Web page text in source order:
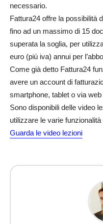
necessario.
Fattura24 offre la possibilità
fino ad un massimo di 15
superata la soglia, per
euro (più iva) annui per
Come già detto Fattura24
avere un account di
smartphone, tablet o via
Sono disponibili delle video
utilizzare le varie
Guarda le video lezioni